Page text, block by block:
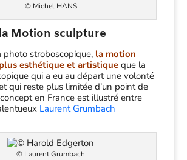
© Michel HANS
Motion sculpture
photo stroboscopique, la motion
esthétique et artistiqueque la
qui a eu au départ une volonté
qui reste plus limitée d’un point de
en France est illustré entre
Laurent Grumbach
© Laurent Grumbach